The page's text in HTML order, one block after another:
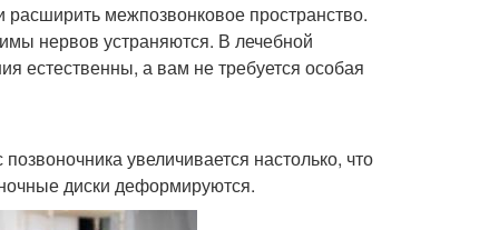
межпозвонковое пространство.
нервов устраняются. В лечебной
естественны, а вам не требуется особая
увеличивается настолько, что
диски деформируются.